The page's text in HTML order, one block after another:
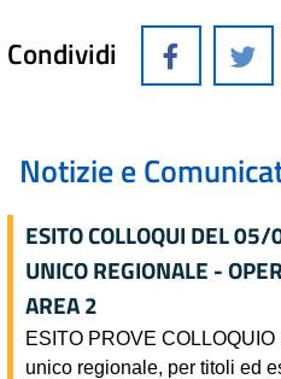
Condividi
Notizie e
ESITO COLLOQUI DEL
UNICO REGIONALE -
AREA 2
ESITO PROVE
unico regionale, per titoli ed